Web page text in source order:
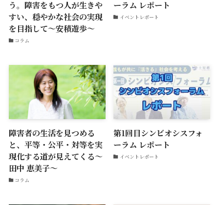
う。障害をもつ人が生きや
すい、穏やかな社会の実現
を目指して〜安積遊歩〜
コラム
ーラム レポート
イベントレポート
障害者の生活を見つめる
と、平等・公平・対等を実
現化する道が見えてくる〜
田中 恵美子〜
コラム
第1回目シンビオシスフォ
ーラム レポート
イベントレポート